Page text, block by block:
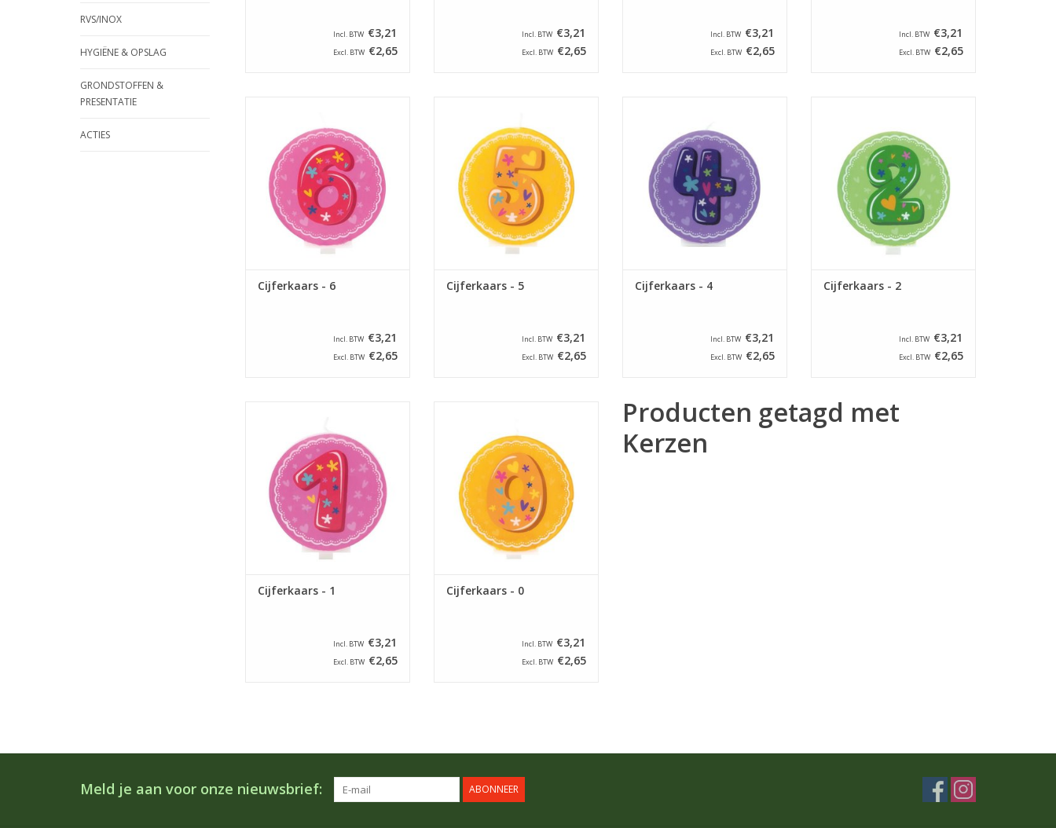
RVS/INOX
HYGIËNE & OPSLAG
GRONDSTOFFEN &
PRESENTATIE
ACTIES
Incl. BTW €3,21
Excl. BTW €2,65
Incl. BTW €3,21
Excl. BTW €2,65
Incl. BTW €3,21
Excl. BTW €2,65
Incl. BTW €3,21
Excl. BTW €2,65
TOEVOEGEN AAN WINKELWAGEN
Cijferkaars - 6
Incl. BTW €3,21
Excl. BTW €2,65
TOEVOEGEN AAN WINKELWAGEN
Cijferkaars - 5
Incl. BTW €3,21
Excl. BTW €2,65
TOEVOEGEN AAN WINKELWAGEN
Cijferkaars - 4
Incl. BTW €3,21
Excl. BTW €2,65
TOEVOEGEN AAN WINKELWAGEN
Cijferkaars - 2
Incl. BTW €3,21
Excl. BTW €2,65
TOEVOEGEN AAN WINKELWAGEN
Cijferkaars - 1
Incl. BTW €3,21
Excl. BTW €2,65
TOEVOEGEN AAN WINKELWAGEN
Cijferkaars - 0
Incl. BTW €3,21
Excl. BTW €2,65
Producten getagd met
Kerzen
Meld je aan voor onze nieuwsbrief: ABONNEER